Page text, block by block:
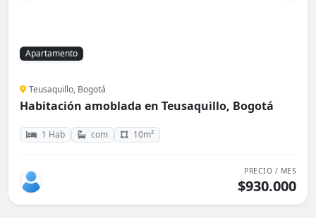
Apartamento
Teusaquillo, Bogotá
Habitación amoblada en Teusaquillo, Bogotá
1 Hab com 10m²
PRECIO / MES
$930.000